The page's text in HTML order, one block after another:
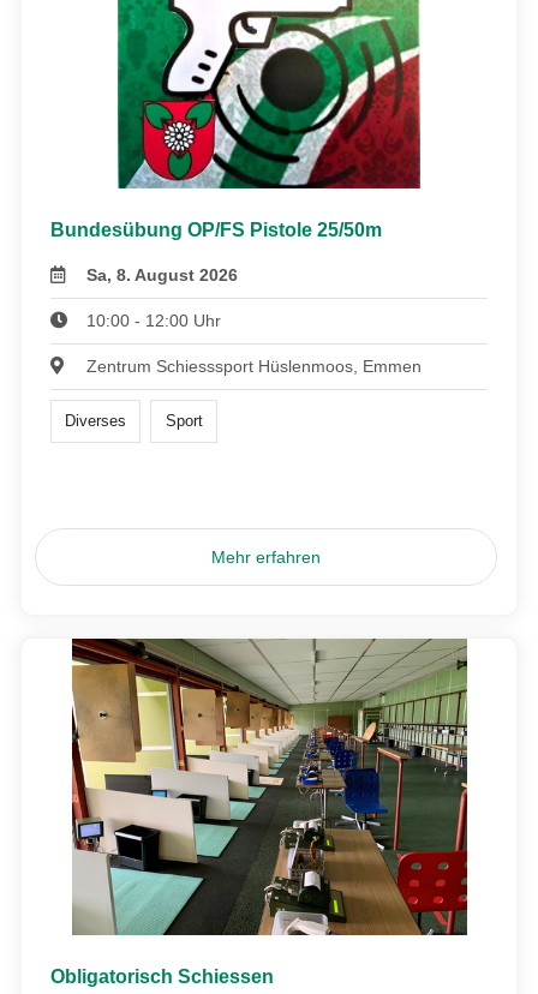
Bundesübung OP/FS Pistole 25/50m
Sa, 8. August 2026
10:00 - 12:00 Uhr
Zentrum Schiesssport Hüslenmoos, Emmen
Diverses Sport
Mehr erfahren
Obligatorisch Schiessen